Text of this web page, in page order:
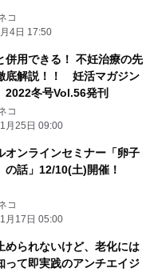
コ
4日 17:50
併用できる！ 不妊治療の先
解説！！ 妊活マガジン
2022冬号Vol.56発刊
コ
月25日 09:00
オンラインセミナー「卵子
の話」12/10(土)開催！
コ
月17日 05:00
められないけど、老化には
って即実践のアンチエイジ